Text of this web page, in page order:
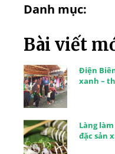
Danh mục:
Bài viết
Điện
xanh –
Làng
đặc sản